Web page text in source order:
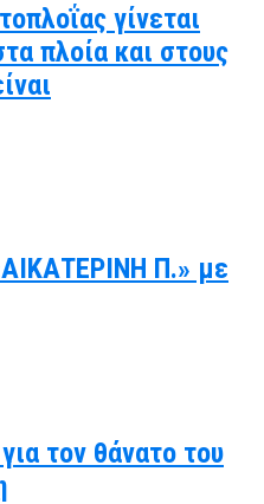
γίνεται
πλοία και στους
Π.» με
τον θάνατο του